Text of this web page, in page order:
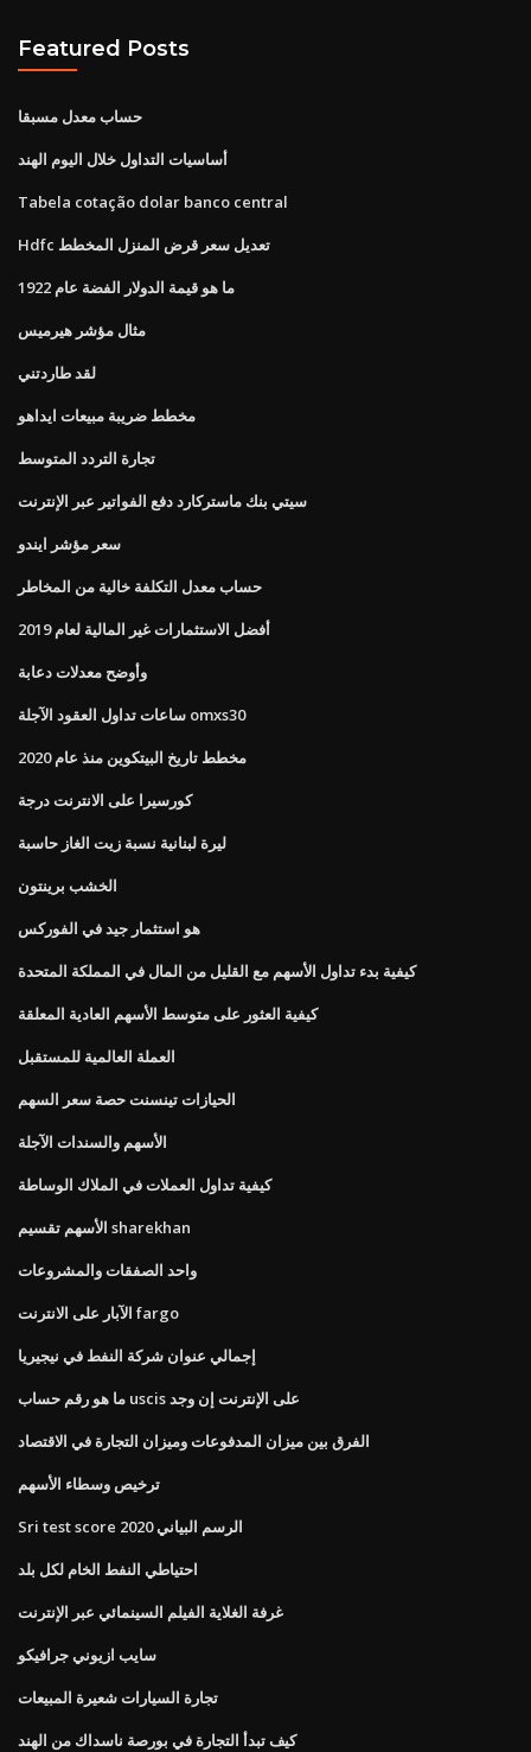
Featured Posts
حساب معدل مسبقا
أساسيات التداول خلال اليوم الهند
Tabela cotação dolar banco central
Hdfc تعديل سعر قرض المنزل المخطط
ما هو قيمة الدولار الفضة عام 1922
مثال مؤشر هيرميس
لقد طاردتني
مخطط ضريبة مبيعات ايداهو
تجارة التردد المتوسط
سيتي بنك ماستركارد دفع الفواتير عبر الإنترنت
سعر مؤشر ايندو
حساب معدل التكلفة خالية من المخاطر
أفضل الاستثمارات غير المالية لعام 2019
وأوضح معدلات دعابة
ساعات تداول العقود الآجلة omxs30
مخطط تاريخ البيتكوين منذ عام 2020
كورسيرا على الانترنت درجة
ليرة لبنانية نسبة زيت الغاز حاسبة
الخشب برينتون
هو استثمار جيد في الفوركس
كيفية بدء تداول الأسهم مع القليل من المال في المملكة المتحدة
كيفية العثور على متوسط ​​الأسهم العادية المعلقة
العملة العالمية للمستقبل
الحيازات تينسنت حصة سعر السهم
الأسهم والسندات الآجلة
كيفية تداول العملات في الملاك الوساطة
الأسهم تقسيم sharekhan
واحد الصفقات والمشروعات
الآبار على الانترنت fargo
إجمالي عنوان شركة النفط في نيجيريا
ما هو رقم حساب uscis على الإنترنت إن وجد
الفرق بين ميزان المدفوعات وميزان التجارة في الاقتصاد
ترخيص وسطاء الأسهم
Sri test score الرسم البياني 2020
احتياطي النفط الخام لكل بلد
غرفة الغلاية الفيلم السينمائي عبر الإنترنت
سايب ازيوني جرافيكو
تجارة السيارات شعيرة المبيعات
كيف تبدأ التجارة في بورصة ناسداك من الهند